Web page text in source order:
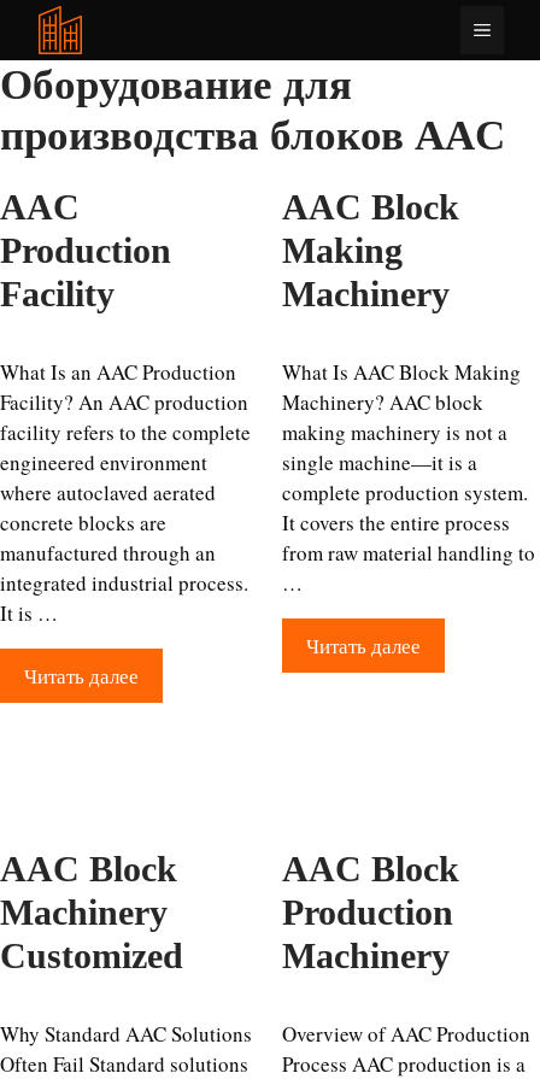
Перейти
содержимому
Меню
Оборудование для
производства блоков AAC
AAC
Production
Facility
What Is an AAC Production
Facility? An AAC production
facility refers to the complete
engineered environment
where autoclaved aerated
concrete blocks are
manufactured through an
integrated industrial process.
It is …
Читать далее
AAC Block
Making
Machinery
What Is AAC Block Making
Machinery? AAC block
making machinery is not a
single machine—it is a
complete production system.
It covers the entire process
from raw material handling to
…
Читать далее
AAC Block
Machinery
Customized
Why Standard AAC Solutions
Often Fail Standard solutions
AAC Block
Production
Machinery
Overview of AAC Production
Process AAC production is a